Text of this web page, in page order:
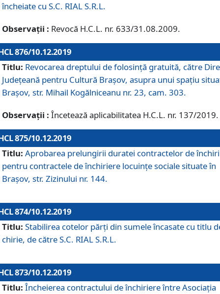
încheiate cu S.C. RIAL S.R.L.
Observații : Revocă H.C.L. nr. 633/31.08.2009.
876/10.12.2019
Titlu: Revocarea dreptului de folosinţă gratuită, către
Judeţeană pentru Cultură Braşov, asupra unui spaţiu
Braşov, str. Mihail Kogălniceanu nr. 23, cam. 303.
Observații : Încetează aplicabilitatea H.C.L. nr. 137/2019.
875/10.12.2019
Titlu: Aprobarea prelungirii duratei contractelor de
pentru contractele de închiriere locuinţe sociale situate în
Braşov, str. Zizinului nr. 144.
874/10.12.2019
Titlu: Stabilirea cotelor părți din sumele încasate cu titlu
chirie, de către S.C. RIAL S.R.L.
873/10.12.2019
Titlu: Încheierea contractului de închiriere între Asociația